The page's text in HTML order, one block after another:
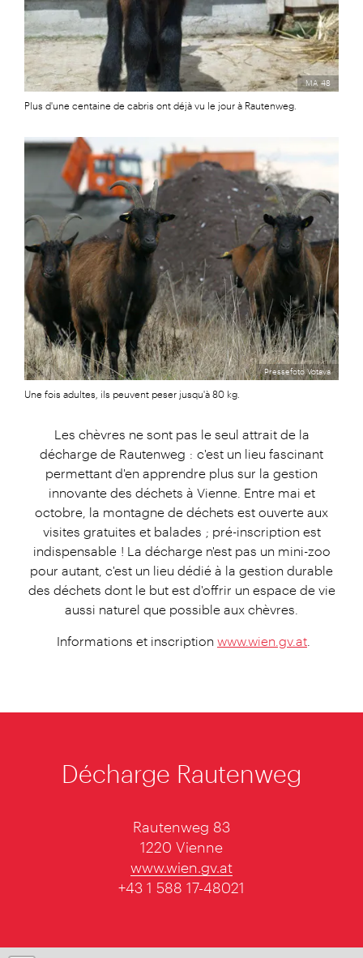
MA 48
Plus d'une centaine de cabris ont déjà vu le jour à Rautenweg.
Pressefoto Votava
Une fois adultes, ils peuvent peser jusqu'à 80 kg.
Les chèvres ne sont pas le seul attrait de la
décharge de Rautenweg : c'est un lieu fascinant
permettant d'en apprendre plus sur la gestion
innovante des déchets à Vienne. Entre mai et
octobre, la montagne de déchets est ouverte aux
visites gratuites et balades ; pré-inscription est
indispensable ! La décharge n'est pas un mini-zoo
pour autant, c'est un lieu dédié à la gestion durable
des déchets dont le but est d'offrir un espace de vie
aussi naturel que possible aux chèvres.
Informations et inscription www.wien.gv.at.
Décharge Rautenweg
Rautenweg 83
1220 Vienne
www.wien.gv.at
+43 1 588 17-48021